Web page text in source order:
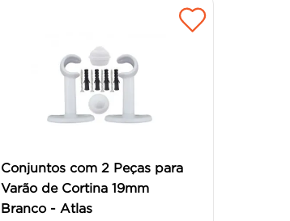
Conjuntos com 2 Peças para
Varão de Cortina 19mm
Branco - Atlas